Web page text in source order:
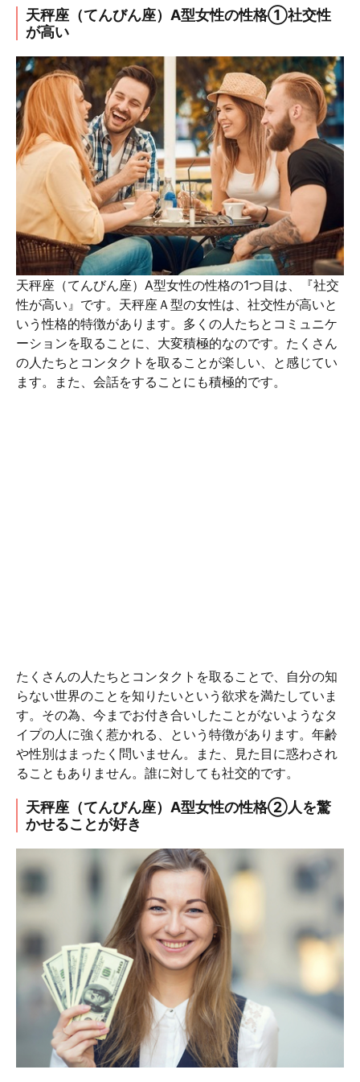
天秤座（てんびん座）A型女性の性格①社交性
が高い
天秤座（てんびん座）A型女性の性格の1つ目は、『社交
性が高い』です。天秤座Ａ型の女性は、社交性が高いと
いう性格的特徴があります。多くの人たちとコミュニケ
ーションを取ることに、大変積極的なのです。たくさん
の人たちとコンタクトを取ることが楽しい、と感じてい
ます。また、会話をすることにも積極的です。
たくさんの人たちとコンタクトを取ることで、自分の知
らない世界のことを知りたいという欲求を満たしていま
す。その為、今までお付き合いしたことがないようなタ
イプの人に強く惹かれる、という特徴があります。年齢
や性別はまったく問いません。また、見た目に惑わされ
ることもありません。誰に対しても社交的です。
天秤座（てんびん座）A型女性の性格②人を驚
かせることが好き